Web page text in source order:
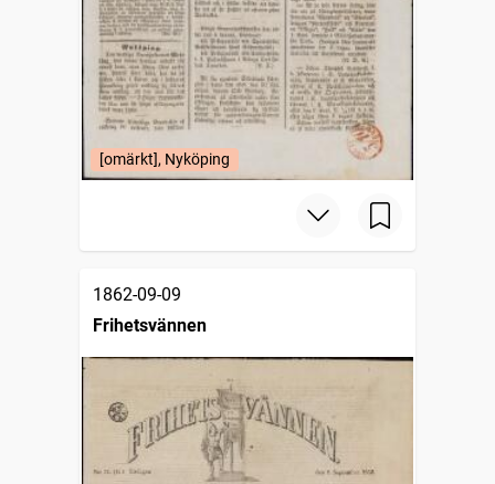
[omärkt], Nyköping
1862-09-09
Frihetsvännen